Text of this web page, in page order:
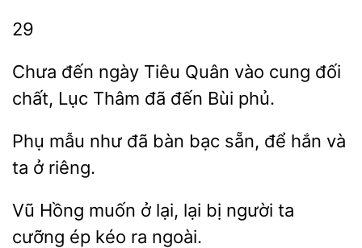
29
Chưa ngày Tiêu Quân
đối
chất, Lục Thâm đã đến Bùi phủ.
mẫu như đã bàn bạc sẵn, để
và
ta
riêng.
Vũ Hồng muốn ở lại, lại bị
ta
ép kéo
ngoài.